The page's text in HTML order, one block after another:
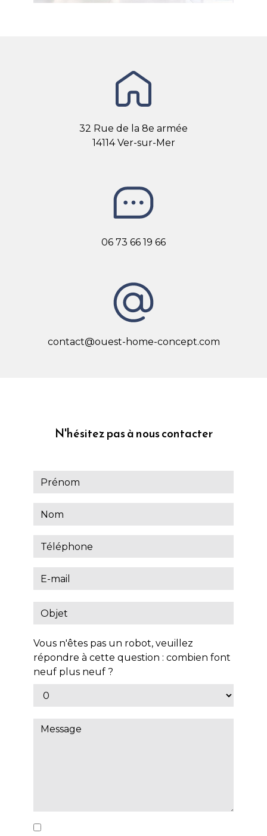
32 Rue de la 8e armée
14114 Ver-sur-Mer
06 73 66 19 66
contact@ouest-home-concept.com
N'hésitez pas à nous contacter
Vous n'êtes pas un robot, veuillez
répondre à cette question : combien font
neuf plus neuf ?